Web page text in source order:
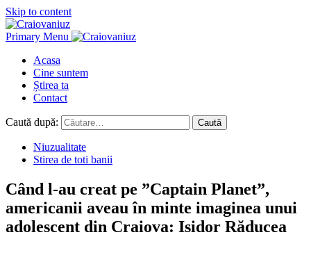
Skip to content
Primary Menu
Acasa
Cine suntem
Știrea ta
Contact
Caută după:
Niuzualitate
Stirea de toti banii
Când l-au creat pe ”Captain Planet”,
americanii aveau în minte imaginea unui
adolescent din Craiova: Isidor Răducea